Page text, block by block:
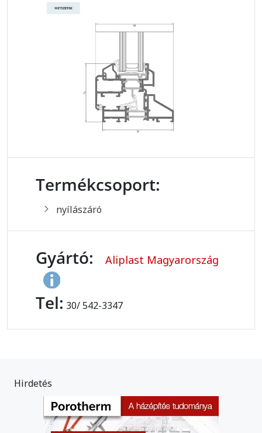
Termékcsoport:
nyílászáró
Gyártó: Aliplast Magyarország
Tel: 30/ 542-3347
Hirdetés